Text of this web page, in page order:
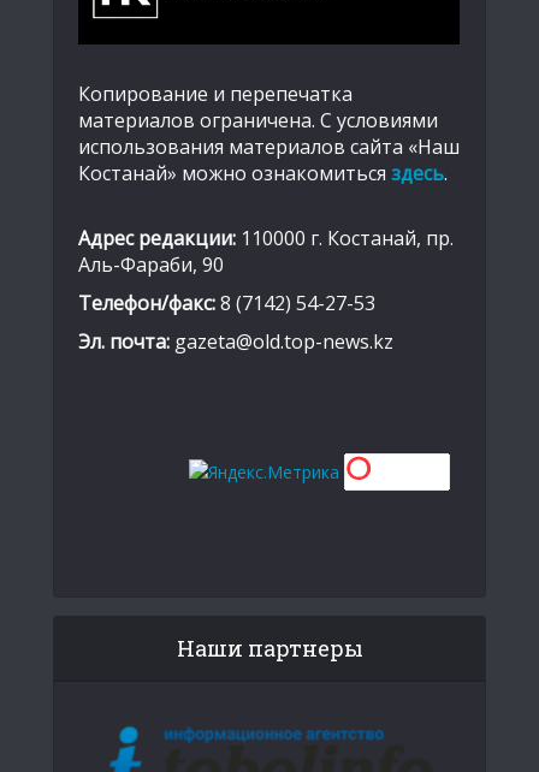
Копирование и перепечатка
материалов ограничена. С условиями
использования материалов сайта «Наш
Костанай» можно ознакомиться здесь.
Адрес редакции: 110000 г. Костанай, пр.
Аль-Фараби, 90
Телефон/факс:8 (7142) 54-27-53
Эл. почта: gazeta@old.top-news.kz
Наши партнеры